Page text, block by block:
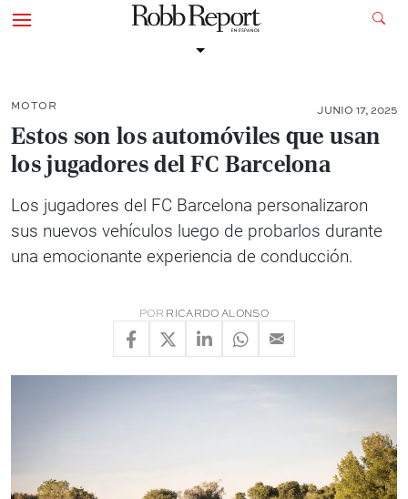
MOTOR JUNIO 17, 2025
Estos son los automóviles que usan
los jugadores del FC Barcelona
Los jugadores del FC Barcelona personalizaron
sus nuevos vehículos luego de probarlos durante
una emocionante experiencia de conducción.
POR RICARDO ALONSO